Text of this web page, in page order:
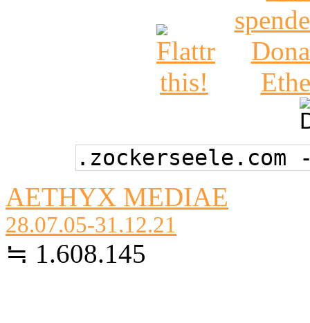
AETHYX MEDIAE
28.07.05-31.12.21
≒ 1.608.145